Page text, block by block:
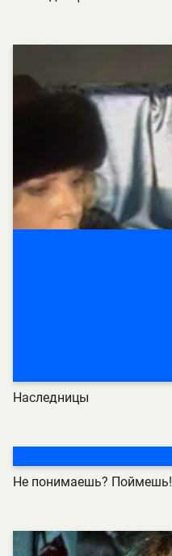
Наследницы
Не понимаешь? Поймешь!